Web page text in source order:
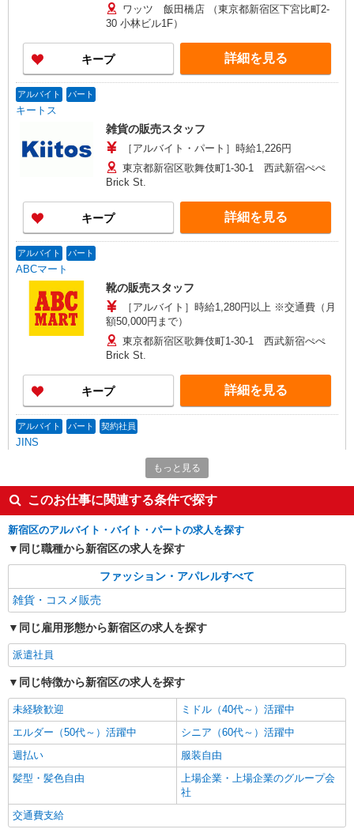
ワッツ 飯田橋店 （東京都新宿区下宮比町2-
30 小林ビル1F）
キープ 詳細を見る
アルバイト パート
キートス
雑貨の販売スタッフ
［アルバイト・パート］時給1,226円
東京都新宿区歌舞伎町1-30-1 西武新宿ぺぺ
Brick St.
キープ 詳細を見る
アルバイト パート
ABCマート
靴の販売スタッフ
［アルバイト］時給1,280円以上 ※交通費（月
額50,000円まで）
東京都新宿区歌舞伎町1-30-1 西武新宿ぺぺ
Brick St.
キープ 詳細を見る
アルバイト パート 契約社員
JINS
販売スタッフ
［アルバイト・パート］時給1,400円以上
東京都新宿区高田馬場1-35-3 BIGBOX高田馬
場
キープ
契約社員
パレット
セレクトショップ販売スタッフ
イム勤務で2ヶ月）：時給1,300円 ※経験・能力に
より優遇します。 ※正社員登用制度あり（6カ月
以降）
詳細を見る
派遣社員
株式会社シーエーセールススタッフ/tkAK20257a
時給1400円〜1500円 ※経験・能力による
合「210,000円」※月収は一例です。
もっと見る
このお仕事に関連する条件で探す
新宿区のアルバイト・バイト・パートの求人を探す
同じ職種から新宿区の求人を探す
ファッション・アパレルすべて
雑貨・コスメ販売
同じ雇用形態から新宿区の求人を探す
派遣社員
同じ特徴から新宿区の求人を探す
未経験歓迎
ミドル（40代～）活躍中
エルダー（50代～）活躍中
シニア（60代～）活躍中
週払い
服装自由
髪型・髪色自由
上場企業・上場企業のグループ会
社
交通費支給